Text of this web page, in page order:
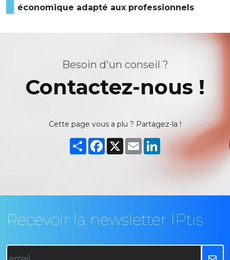
économique adapté aux professionnels
Besoin d'un conseil ?
Contactez-nous !
Cette page vous a plu ? Partagez-la !
PartagerFacebook
X Email LinkedIn
Recevoir la newsletter IPtis